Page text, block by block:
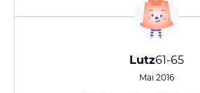
Lutz61-65
Mai 2016